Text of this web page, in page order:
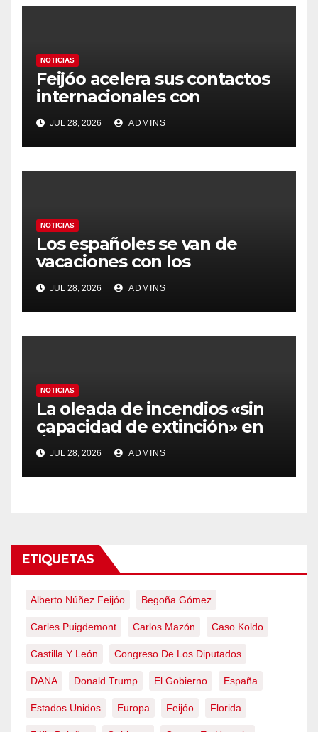
NOTICIAS
Feijóo acelera sus contactos
internacionales con
Latinoamérica como socio
prioritario en su agenda de
gobierno
JUL 28, 2026 ADMINS
NOTICIAS
Los españoles se van de
vacaciones con los
carburantes hasta un 21%
más caros que el año pasado
y los hoteles disparados
JUL 28, 2026 ADMINS
NOTICIAS
La oleada de incendios «sin
capacidad de extinción» en
Ávila y al oeste de Madrid
obliga a declarar la
emergencia nacional
JUL 28, 2026 ADMINS
ETIQUETAS
Alberto Núñez Feijóo Begoña Gómez
Carles Puigdemont Carlos Mazón Caso Koldo
Castilla Y León Congreso De Los Diputados
DANA Donald Trump El Gobierno España
Estados Unidos Europa Feijóo Florida